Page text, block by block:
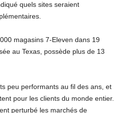
quels sites seraient
magasins 7-Eleven dans 19
au Texas, possède plus de 13
peu performants au fil des ans, et
pour les clients du monde entier.
perturbé les marchés de